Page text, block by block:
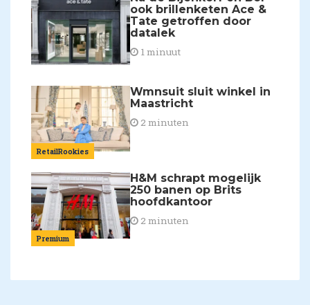
ook brillenketen Ace &
Tate getroffen door
datalek
1 minuut
RetailRookies
Wmnsuit sluit winkel in
Maastricht
2 minuten
Premium
H&M schrapt mogelijk
250 banen op Brits
hoofdkantoor
2 minuten